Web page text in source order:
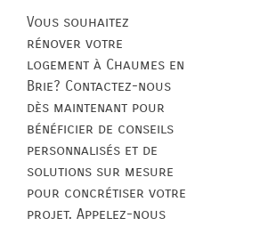
Vous souhaitez
rénover votre
logement à Chaumes en
Brie? Contactez-nous
dès maintenant pour
bénéficier de conseils
personnalisés et de
solutions sur mesure
pour concrétiser votre
projet. Appelez-nous